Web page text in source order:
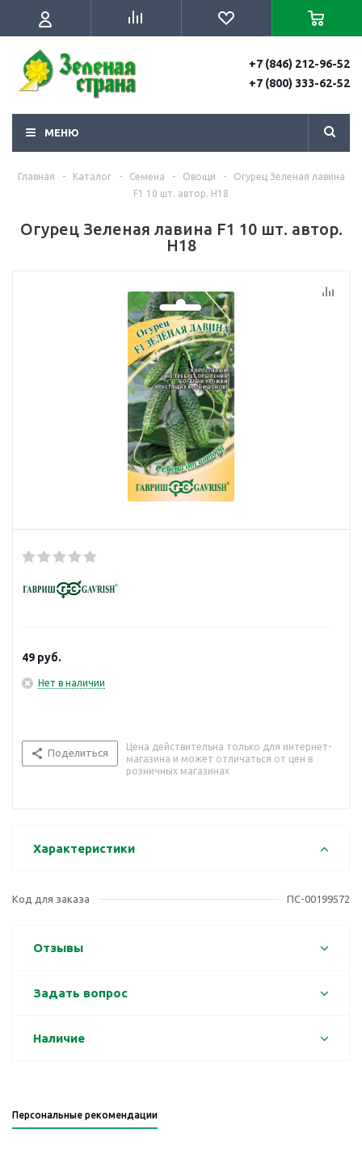
+7 (846) 212-96-52
+7 (800) 333-62-52
МЕНЮ
Главная - Каталог - Семена - Овощи -
Огурец Зеленая лавина
F1 10 шт. автор. Н18
Огурец Зеленая лавина F1 10 шт. автор.
Н18
49 руб.
Нет в наличии
Поделиться
Цена действительна только для интернет-
магазина и может отличаться от цен в
розничных магазинах
Характеристики
Код для заказа ПС-00199572
Отзывы
Задать вопрос
Наличие
Персональные рекомендации